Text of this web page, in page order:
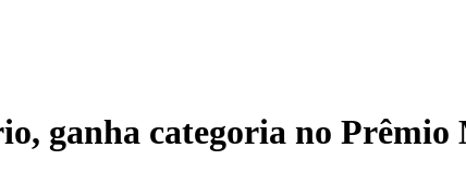
ganha categoria no Prêmio